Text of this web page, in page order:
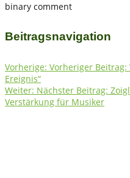
binary comment
Beitragsnavigation
Vorherige: Vorheriger Beitrag:
Ereignis“
Weiter: Nächster Beitrag:
Verstärkung für Musiker